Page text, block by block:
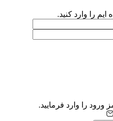
ایم را وارد کنید.
را وارد فرمایید.